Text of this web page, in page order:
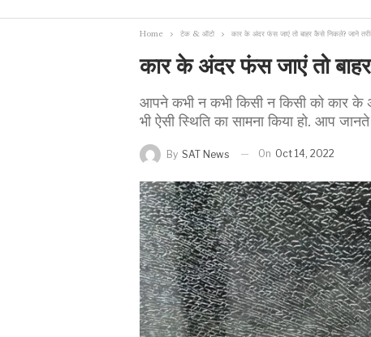
Home टेक & ऑटो कार के अंदर फंस जाएं तो बाहर कैसे निकले? जाने
कार के अंदर फंस जाएं तो
आपने कभी न कभी किसी न किसी को कार के
भी ऐसी स्थिति का सामना किया हो. आप
By SAT News On Oct 14, 2022